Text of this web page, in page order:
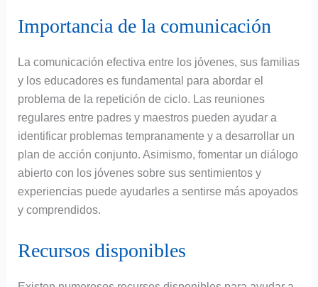
Importancia de la comunicación
La comunicación efectiva entre los jóvenes, sus familias
y los educadores es fundamental para abordar el
problema de la repetición de ciclo. Las reuniones
regulares entre padres y maestros pueden ayudar a
identificar problemas tempranamente y a desarrollar un
plan de acción conjunto. Asimismo, fomentar un diálogo
abierto con los jóvenes sobre sus sentimientos y
experiencias puede ayudarles a sentirse más apoyados
y comprendidos.
Recursos disponibles